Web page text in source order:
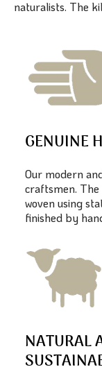
naturalists. The
GENUINE
Our modern
craftsmen. The
woven using
finished by
NATURAL